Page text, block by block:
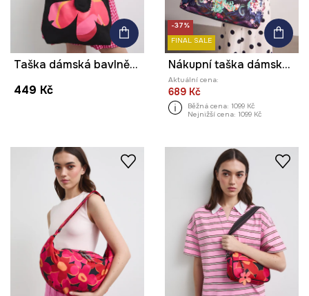
Taška dámská bavlněná s potiskem
449 Kč
-37%
FINAL SALE
Nákupní taška dámská s klíčenkou z kolekce Kit Mizeres x Medicine
Aktuální cena:
689 Kč
Běžná cena: 1099 Kč
Nejnižší cena: 1099 Kč